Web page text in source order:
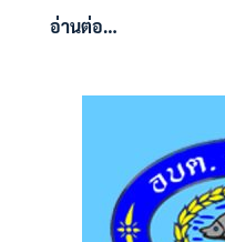
อ่านต่อ…